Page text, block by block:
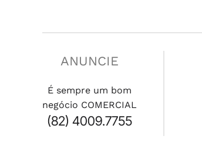
ANUNCIE
É sempre um bom
negócio COMERCIAL
(82) 4009.7755